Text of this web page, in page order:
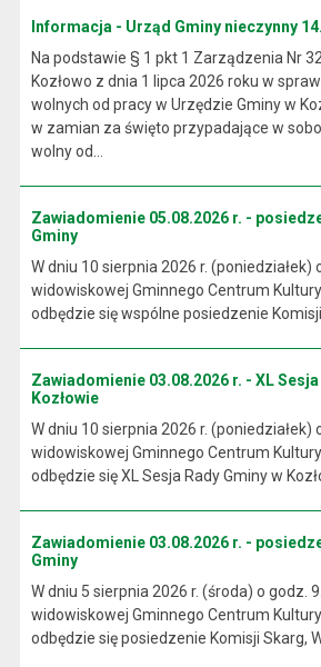
Informacja - Urząd Gminy nieczynny
Na podstawie § 1 pkt 1 Zarządzenia Nr
Kozłowo z dnia 1 lipca 2026 roku w
wolnych od pracy w Urzędzie Gminy w
w zamian za święto przypadające w
wolny od...
Zawiadomienie 05.08.2026 r. -
Gminy
W dniu 10 sierpnia 2026 r. (poniedziałek)
widowiskowej Gminnego Centrum
odbędzie się wspólne posiedzenie
Zawiadomienie 03.08.2026 r. - XL Sesja
Kozłowie
W dniu 10 sierpnia 2026 r. (poniedziałek)
widowiskowej Gminnego Centrum
odbędzie się XL Sesja Rady Gminy w
Zawiadomienie 03.08.2026 r. -
Gminy
W dniu 5 sierpnia 2026 r. (środa) o godz.
widowiskowej Gminnego Centrum
odbędzie się posiedzenie Komisji Skarg,